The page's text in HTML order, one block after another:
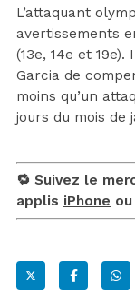
L’attaquant
avertissements
(13e, 14e et
Garcia de
moins qu’un
jours du mois de
🔁 Suivez le
applis iPhone ou